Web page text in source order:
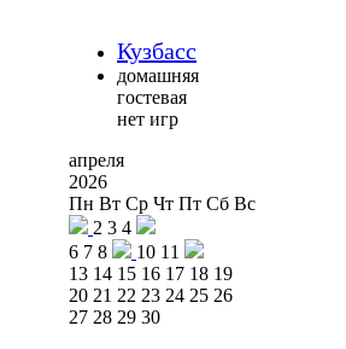
Кузбасс
домашняя
гостевая
нет игр
апреля
2026
Пн Вт Ср Чт Пт Сб Вс
2 3 4
6 7 8 10 11
13 14 15 16 17 18 19
20 21 22 23 24 25 26
27 28 29 30